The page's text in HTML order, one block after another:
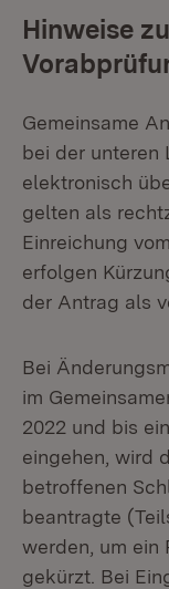
Hinweise
Gemeinsame
bei der unteren
elektronisch
gelten als
Einreichung
erfolgen
der Antrag als
Bei
im
2022 und bis
eingehen, wird
betroffenen
beantragte
werden, um ein
gekürzt. Bei